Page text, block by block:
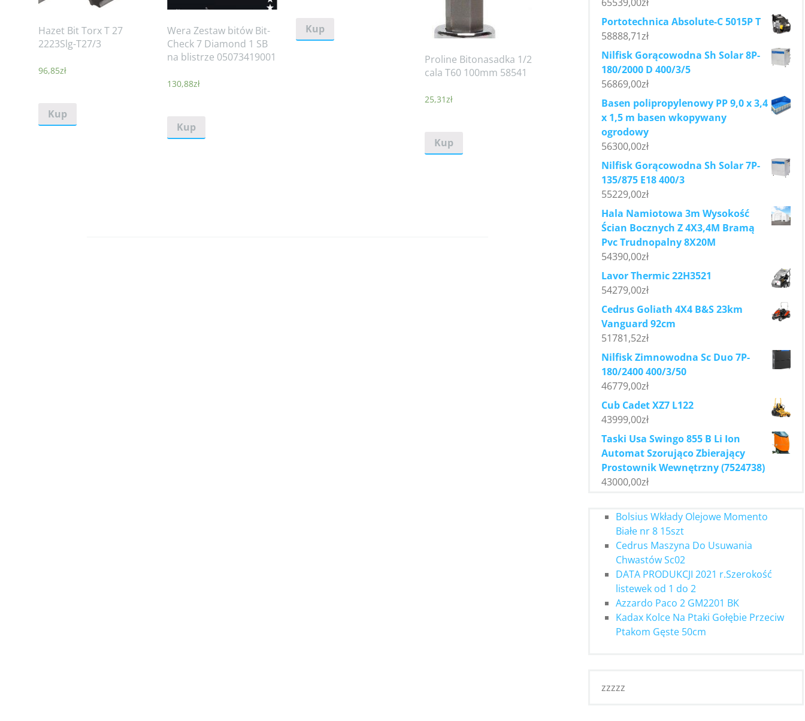
Hazet Bit Torx T 27
2223Slg-T27/3
96,85zł
Kup
Wera Zestaw bitów Bit-
Check 7 Diamond 1 SB
na blistrze 05073419001
130,88zł
Kup
Kup
Proline Bitonasadka 1/2
cala T60 100mm 58541
25,31zł
Kup
Portotechnica Absolute-C 5015P T
58888,71zł
Nilfisk Gorącowodna Sh Solar 8P-
180/2000 D 400/3/5
56869,00zł
Basen polipropylenowy PP 9,0 x 3,4
x 1,5 m basen wkopywany
ogrodowy
56300,00zł
Nilfisk Gorącowodna Sh Solar 7P-
135/875 E18 400/3
55229,00zł
Hala Namiotowa 3m Wysokość
Ścian Bocznych Z 4X3,4M Bramą
Pvc Trudnopalny 8X20M
54390,00zł
Lavor Thermic 22H3521
54279,00zł
Cedrus Goliath 4X4 B&S 23km
Vanguard 92cm
51781,52zł
Nilfisk Zimnowodna Sc Duo 7P-
180/2400 400/3/50
46779,00zł
Cub Cadet XZ7 L122
43999,00zł
Taski Usa Swingo 855 B Li Ion
Automat Szorująco Zbierający
Prostownik Wewnętrzny (7524738)
43000,00zł
Bolsius Wkłady Olejowe Momento
Białe nr 8 15szt
Cedrus Maszyna Do Usuwania
Chwastów Sc02
DATA PRODUKCJI 2021 r.Szerokość
listewek od 1 do 2
Azzardo Paco 2 GM2201 BK
Kadax Kolce Na Ptaki Gołębie Przeciw
Ptakom Gęste 50cm
zzzzz